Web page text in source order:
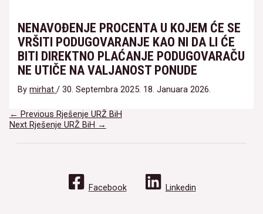
NENAVOĐENJE PROCENTA U KOJEM ĆE SE
VRŠITI PODUGOVARANJE KAO NI DA LI ĆE
BITI DIREKTNO PLAĆANJE PODUGOVARAČU
NE UTIČE NA VALJANOST PONUDE
Bymirhat /30. Septembra 2025. 18. Januara 2026.
Navigacija
članaka
← Previous Rješenje URŽ BiH
Next Rješenje URŽ BiH →
Facebook Linkedin